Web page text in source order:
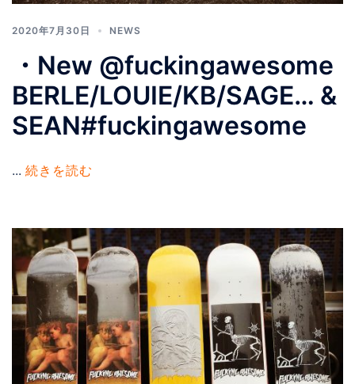
2020年7月30日 NEWS
・New @fuckingawesome
BERLE/LOUIE/KB/SAGE… &
SEAN#fuckingawesome
... 続きを読む